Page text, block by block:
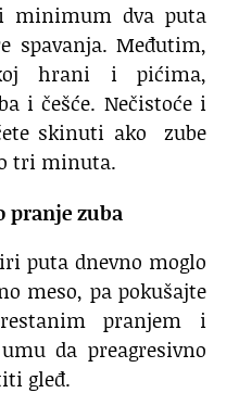
minimum dva puta
spavanja. Međutim,
hrani i pićima,
i češće. Nečistoće i
skinuti ako zube
tri minuta.
pranje zuba
puta dnevno moglo
meso, pa pokušajte
pranjem i
da preagresivno
gleđ.